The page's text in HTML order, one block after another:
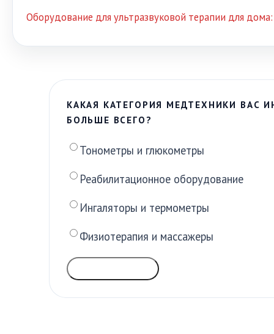
Оборудование для ультразвуковой терапии для
КАКАЯ КАТЕГОРИЯ МЕДТЕХНИКИ ВАС
БОЛЬШЕ ВСЕГО?
Тонометры и глюкометры
Реабилитационное оборудование
Ингаляторы и термометры
Физиотерапия и массажеры